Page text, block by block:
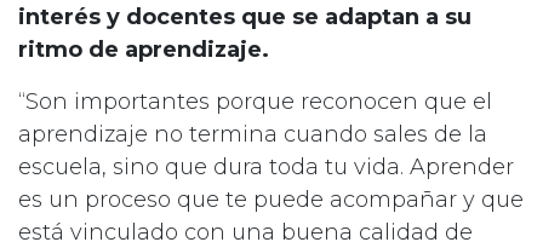
interés y docentes que se adaptan a su
ritmo de aprendizaje.
“Son importantes porque reconocen que el
aprendizaje no termina cuando sales de la
escuela, sino que dura toda tu vida. Aprender
es un proceso que te puede acompañar y que
está vinculado con una buena calidad de